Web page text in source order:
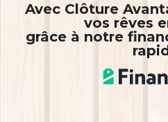
Avec Clôture
vos rêves
grâce à notre